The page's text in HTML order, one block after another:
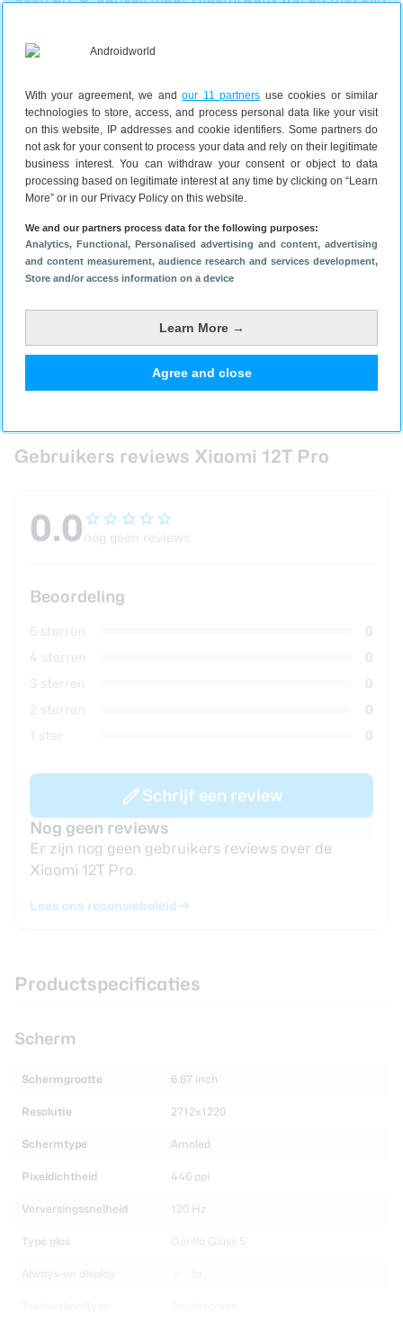
With your agreement, we andour 11 partners use cookies or similar
technologies to store, access, and process personal data like your visit
on this website, IP addresses and cookie identifiers. Some partners do
not ask for your consent to process your data and rely on their legitimate
business interest. You can withdraw your consent or object to data
processing based on legitimate interest at any time by clicking on “Learn
More” or in our Privacy Policy on this website.
We and our partners process data for the following purposes:
Analytics, Functional, Personalised advertising and content, advertising
and content measurement, audience research and services development,
Store and/or access information on a device
Learn More →
Agree and close
dynamisch aanpast op basis van de bekeken inhoud.
Daarmee komt het paneel wel in de buurt van de
Adaptive Reading-modus de hoeveelheid
uitgestraald blauw licht om het oogcomfort te
verbeteren.
En dan is er nog de behuizing van de telefoons die
Xiaomi heeft afgewerkt met een gebogen achterzijde
zichtbaar dan bij gewoon glas. De Xiaomi 12T Pro
heeft verder nog een stel speakers die door de
audiofabrikant Harman Kardon zijn ontwikkeld, en
Xiaomi 12T Pro kopen
De Xiaomi 12T Pro is te koop vanaf 749 euro in de
kleuren zwart, zilver en blauw.
Gebruikers reviews Xiaomi 12T Pro
0.0 nog geen reviews
Beoordeling
5 sterren
0
4 sterren
0
3 sterren
0
2 sterren
0
1 ster
0
Schrijf een review
Nog geen reviews
Er zijn nog geen gebruikers reviews over de
Xiaomi 12T Pro.
Lees ons recensiebeleid
Productspecificaties
Scherm
Schermgrootte 6.67 inch
Resolutie 2712x1220
Schermtype Amoled
Pixeldichtheid 446 ppi
Verversingssnelheid 120 Hz
Type glas Gorilla Glass 5